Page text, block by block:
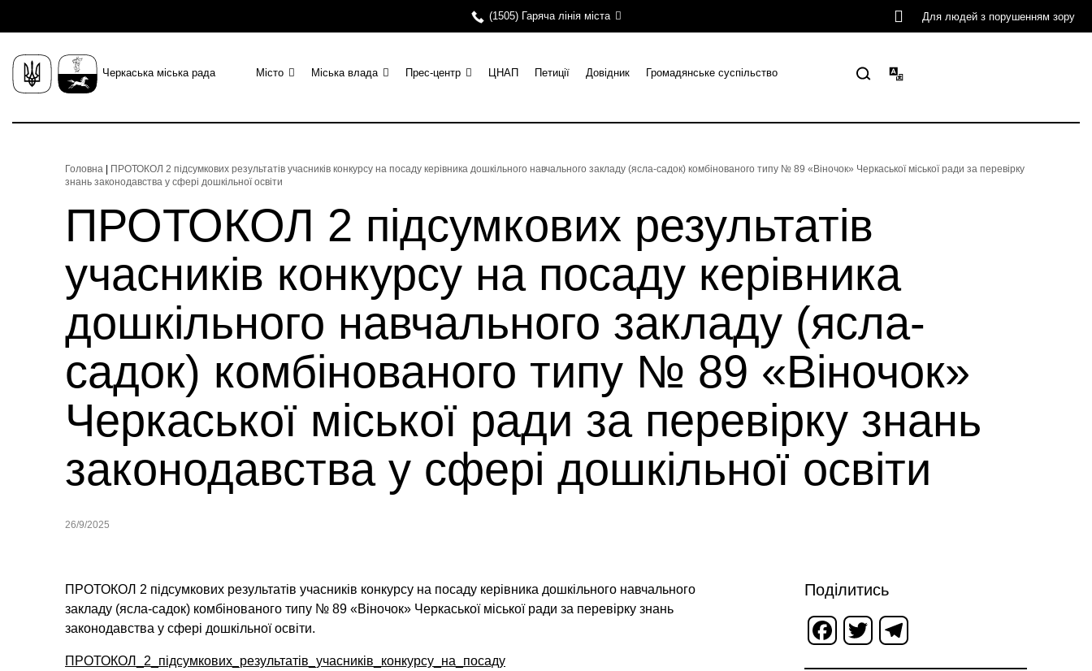
(1505) Гаряча лінія міста Для людей з порушенням зору
Черкаська міська рада Місто Міська влада Прес-центр ЦНАП Петиції Довідник Громадянське суспільство
Головна
ПРОТОКОЛ 2 підсумкових результатів учасників конкурсу на посаду керівника дошкільного навчального закладу (ясла-садок) комбінованого типу № 89 «Віночок» Черкаської міської ради за перевірку
знань законодавства у сфері дошкільної освіти
ПРОТОКОЛ 2 підсумкових результатів
учасників конкурсу на посаду керівника
дошкільного навчального закладу (ясла-
садок) комбінованого типу № 89 «Віночок»
Черкаської міської ради за перевірку знань
законодавства у сфері дошкільної освіти
26/9/2025
ПРОТОКОЛ 2 підсумкових результатів учасників конкурсу на посаду керівника дошкільного навчального
закладу (ясла-садок) комбінованого типу № 89 «Віночок» Черкаської міської ради за перевірку знань
законодавства у сфері дошкільної освіти.
ПРОТОКОЛ_2_підсумкових_результатів_учасників_конкурсу_на_посаду
Поділитись
Facebook
Twitter